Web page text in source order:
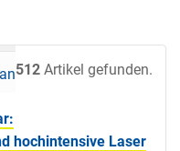
512 Artikel gefunden.
Datum
hochintensive Laser